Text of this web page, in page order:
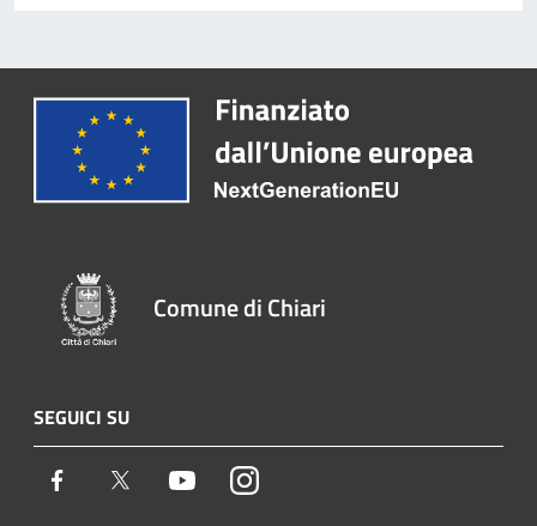
Comune di Chiari
SEGUICI SU
Facebook Twitter YoutubeInstagram